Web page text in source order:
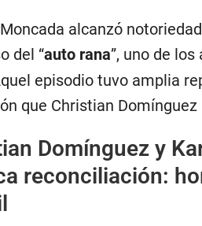
alcanzó
del “auto rana”, uno de
episodio tuvo amplia
que Christian
Domínguez y
reconciliación: